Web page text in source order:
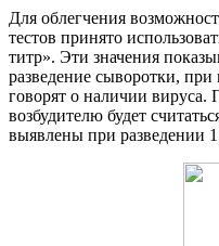
Для облегчения
тестов принято
титр». Эти значения
разведение сыворотки,
говорят о наличии вируса.
возбудителю будет
выявлены при разведении